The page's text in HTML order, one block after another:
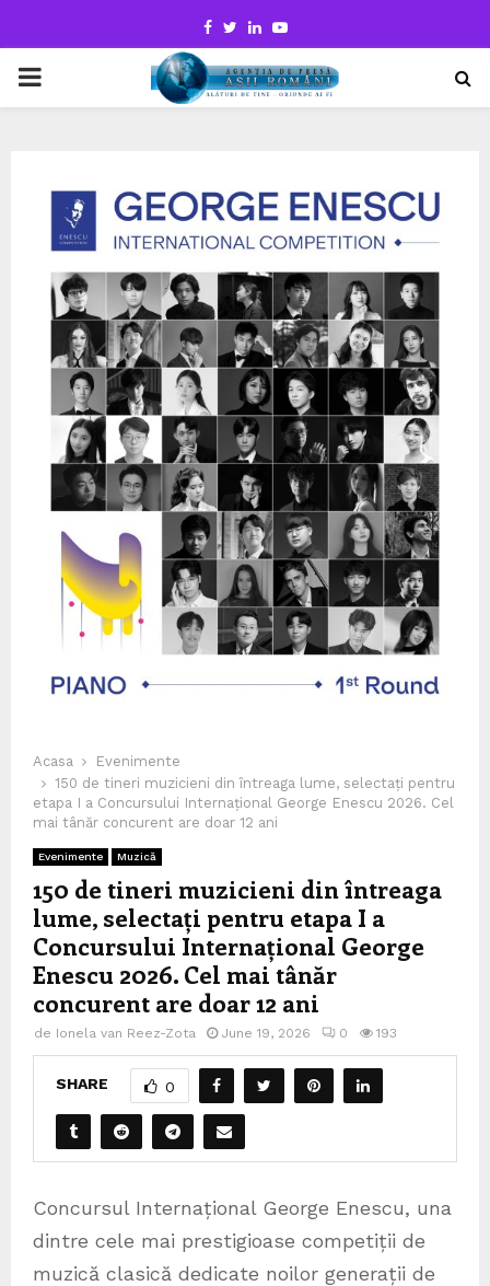
Facebook
TwitterLinkedinYoutube
PRIMARY
Acasa
Evenimente
150 de tineri muzicieni din întreaga lume, selectați pentru
etapa I a Concursului Internațional George Enescu 2026. Cel
mai tânăr concurent are doar 12 ani
Evenimente Muzică
150 de tineri muzicieni din întreaga
lume, selectați pentru etapa I a
Concursului Internațional George
Enescu 2026. Cel mai tânăr
concurent are doar 12 ani
de Ionela van Reez-Zota June 19, 2026 0 193
SHARE 0
Concursul Internațional George Enescu, una
dintre cele mai prestigioase competiții de
muzică clasică dedicate noilor generații de